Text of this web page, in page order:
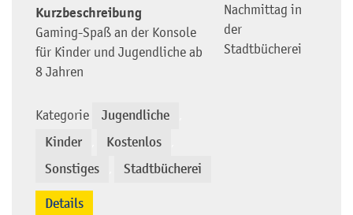
Nachmittag in
der
Stadtbücherei
Kurzbeschreibung
Gaming-Spaß an der Konsole
für Kinder und Jugendliche ab
8 Jahren
Kategorie Jugendliche
Kinder Kostenlos
Sonstiges Stadtbücherei
Details